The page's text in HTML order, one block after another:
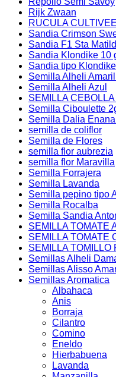
Rijk Zwaan
RUCULA CULTIVEE
Sandia Crimson
Sandia F1 Sta
Sandia Klondike 10
Sandia tipo
Semilla Alheli
Semilla Alheli Azul
SEMILLA
Semilla Ciboulette
Semilla Dalia
semilla de coliflor
Semilla de Flores
semilla flor aubrezia
semilla flor Maravilla
Semilla Forrajera
Semilla Lavanda
Semilla pepino tipo
Semilla Rocalba
Semilla Sandia
SEMILLA TOMATE
SEMILLA TOMATE
SEMILLA TOMILLO
Semillas Alheli
Semillas Alisso
Semillas Aromatica
Albahaca
Anis
Borraja
Cilantro
Comino
Eneldo
Hierbabuena
Lavanda